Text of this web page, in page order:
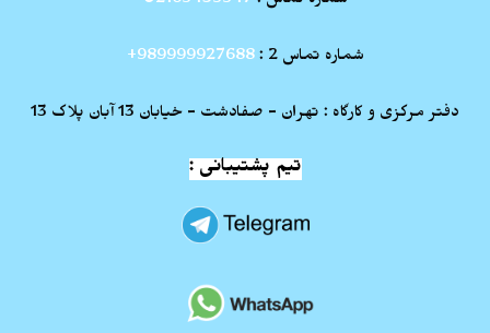
شماره تماس 2 : 989999927688+
دفتر مرکزی و کارگاه : تهران - صفادشت - خیابان 13 آبان پلاک 13
تیم پشتیبانی :